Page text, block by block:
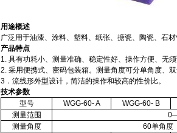
用途概述
广泛用于油漆、涂料、塑料、纸张、搪瓷、陶瓷、石
产品特点
1. 具有功耗小、测量准确、稳定性好、操作方便、无
2. 采用便携式、密码包装箱。测量角度可分单角度、
3 ．流线形外型设计，简洁的操作和较高的性价比。
技术参数
型号
WGG-60- A
WGG-60- B
测量范围
测量角度
60单角度